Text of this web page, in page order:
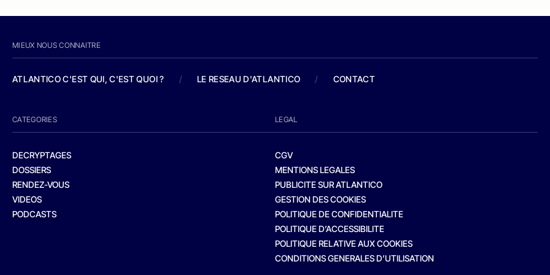
MIEUX NOUS CONNAITRE
ATLANTICO C'EST QUI, C'EST QUOI ? / LE RESEAU D'ATLANTICO / CONTACT
CATEGORIES
DECRYPTAGES
DOSSIERS
RENDEZ-VOUS
VIDEOS
PODCASTS
LEGAL
CGV
MENTIONS LEGALES
PUBLICITE SUR ATLANTICO
GESTION DES COOKIES
POLITIQUE DE CONFIDENTIALITE
POLITIQUE D’ACCESSIBILITE
POLITIQUE RELATIVE AUX COOKIES
CONDITIONS GENERALES D’UTILISATION